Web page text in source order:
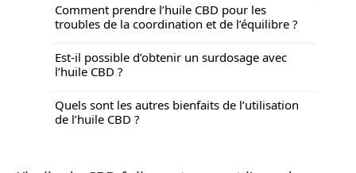
Comment prendre l’huile CBD pour les
troubles de la coordination et de l’équilibre ?
Est-il possible d’obtenir un surdosage avec
l’huile CBD ?
Quels sont les autres bienfaits de l’utilisation
de l’huile CBD ?